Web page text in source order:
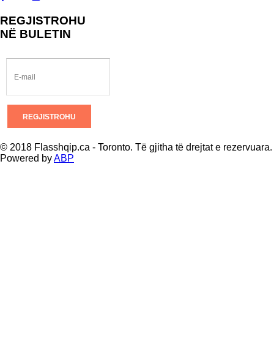
REGJISTROHU
NË BULETIN
© 2018 Flasshqip.ca - Toronto. Të gjitha të drejtat e rezervuara.
Powered byABP